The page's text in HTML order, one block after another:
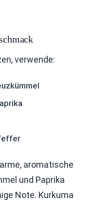
verwende:
aromatische
und Paprika
Note. Kurkuma